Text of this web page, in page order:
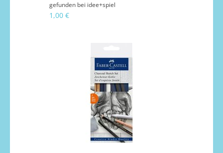
gefunden bei idee+spiel
1,00 €